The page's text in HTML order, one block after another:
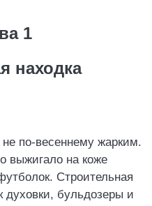
1
находка
по-весеннему жарким.
выжигало на коже
Строительная
духовки, бульдозеры и